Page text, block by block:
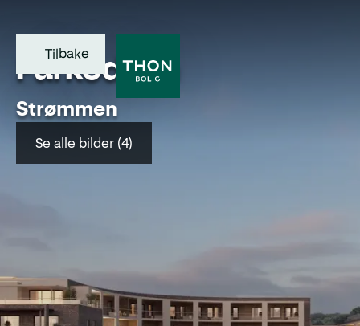
Tilbake
Parkodden
Strømmen
Se alle bilder (4)